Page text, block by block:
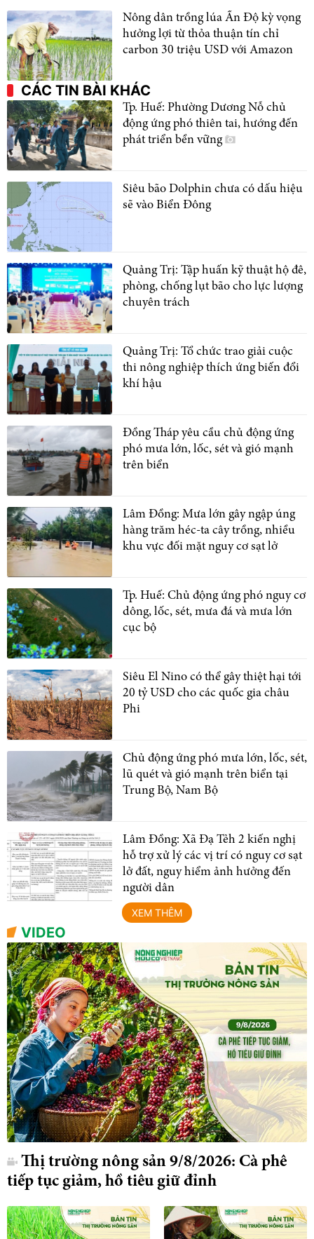
Nông dân trồng lúa Ấn Độ kỳ vọng
hưởng lợi từ thỏa thuận tín chỉ
carbon 30 triệu USD với Amazon
CÁC TIN BÀI KHÁC
Tp. Huế: Phường Dương Nỗ chủ
động ứng phó thiên tai, hướng đến
phát triển bền vững
Siêu bão Dolphin chưa có dấu hiệu
sẽ vào Biển Đông
Quảng Trị: Tập huấn kỹ thuật hộ đê,
phòng, chống lụt bão cho lực lượng
chuyên trách
Quảng Trị: Tổ chức trao giải cuộc
thi nông nghiệp thích ứng biến đổi
khí hậu
Đồng Tháp yêu cầu chủ động ứng
phó mưa lớn, lốc, sét và gió mạnh
trên biển
Lâm Đồng: Mưa lớn gây ngập úng
hàng trăm héc-ta cây trồng, nhiều
khu vực đối mặt nguy cơ sạt lở
Tp. Huế: Chủ động ứng phó nguy cơ
dông, lốc, sét, mưa đá và mưa lớn
cục bộ
Siêu El Nino có thể gây thiệt hại tới
20 tỷ USD cho các quốc gia châu
Phi
Chủ động ứng phó mưa lớn, lốc, sét,
lũ quét và gió mạnh trên biển tại
Trung Bộ, Nam Bộ
Lâm Đồng: Xã Đạ Tẻh 2 kiến nghị
hỗ trợ xử lý các vị trí có nguy cơ sạt
lở đất, nguy hiểm ảnh hưởng đến
người dân
XEM THÊM
VIDEO
Thị trường nông sản 9/8/2026: Cà phê
tiếp tục giảm, hồ tiêu giữ đỉnh